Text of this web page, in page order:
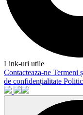
Link-uri utile
Contacteaza-ne Termeni
de confidențialitate